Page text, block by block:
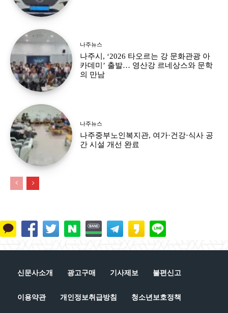
나주뉴스
나주시, ‘2026 타오르는 강 문화관광 아
카데미’ 출발… 영산강 르네상스와 문학
의 만남
나주뉴스
나주중부노인복지관, 여가·건강·식사 공
간 시설 개선 완료
신문사소개 광고구매 기사제보 불편신고
이용약관 개인정보취급방침 청소년보호정책